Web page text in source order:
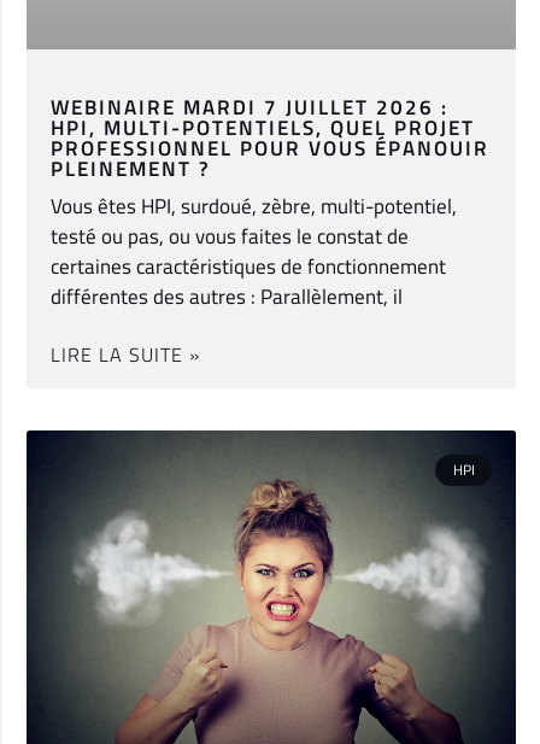
WEBINAIRE MARDI 7 JUILLET 2026 :
HPI, MULTI-POTENTIELS, QUEL PROJET
PROFESSIONNEL POUR VOUS ÉPANOUIR
PLEINEMENT ?
Vous êtes HPI, surdoué, zèbre, multi-potentiel,
testé ou pas, ou vous faites le constat de
certaines caractéristiques de fonctionnement
différentes des autres : Parallèlement, il
LIRE LA SUITE »
HPI